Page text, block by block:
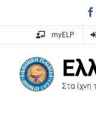
content
myELP